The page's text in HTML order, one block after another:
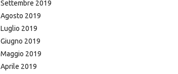
Settembre 2019
Agosto 2019
Luglio 2019
Giugno 2019
Maggio 2019
Aprile 2019